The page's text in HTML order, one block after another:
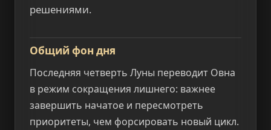
решениями.
Общий фон дня
Последняя четверть Луны переводит Овна
в режим сокращения лишнего: важнее
завершить начатое и пересмотреть
приоритеты, чем форсировать новый цикл.